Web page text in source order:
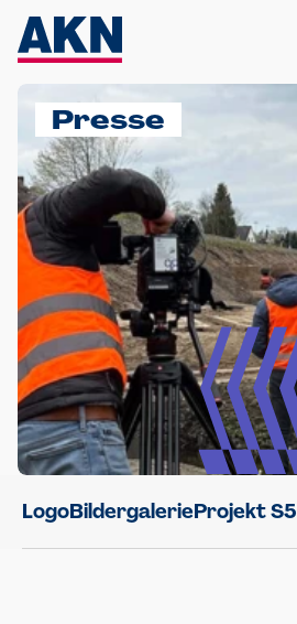
Presse
LogoBildergalerieProjekt S5